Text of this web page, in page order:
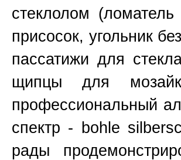
стеклолом
присосок, угольник
пассатижи для
щипцы для
профессиональный
спектр - bohle
рады